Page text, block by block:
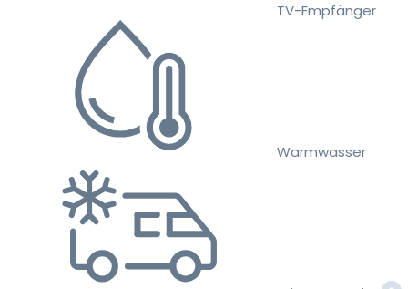
TV-Empfänger
Warmwasser